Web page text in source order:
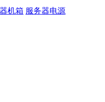
机箱 服务器电源